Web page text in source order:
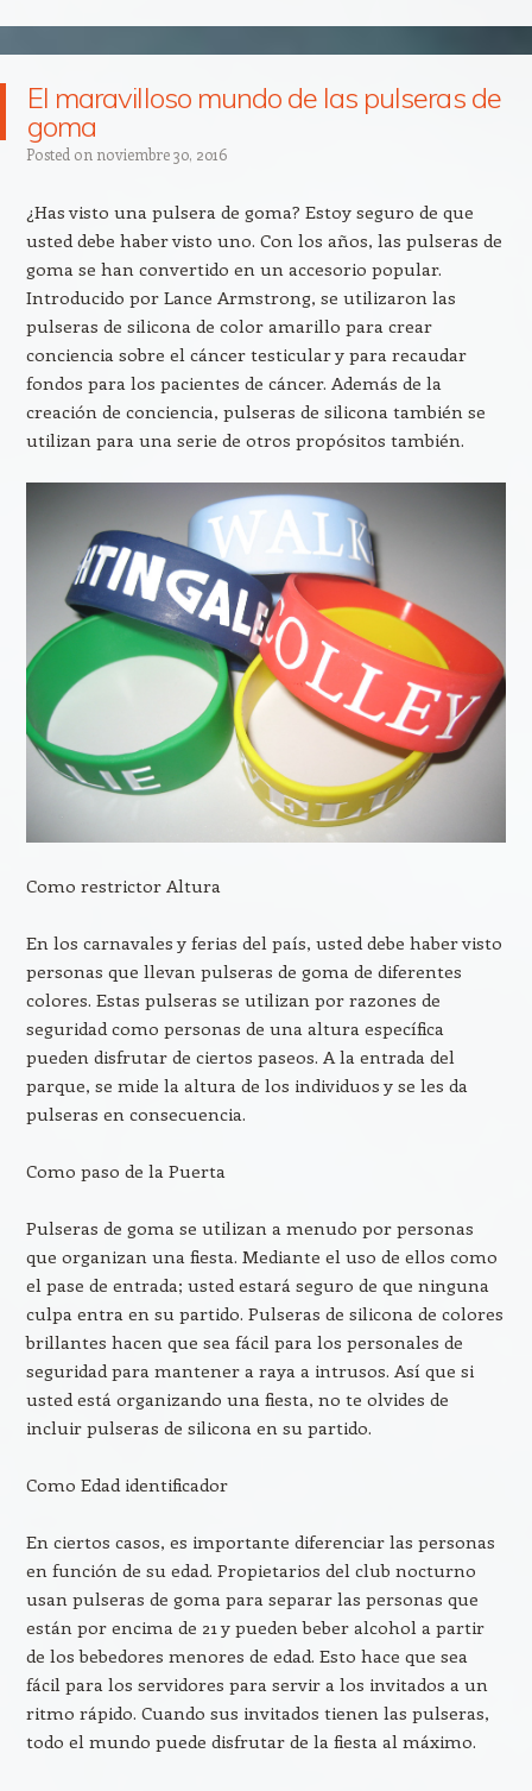
El maravilloso mundo de las pulseras de
goma
Posted on noviembre 30, 2016
¿Has visto una pulsera de goma? Estoy seguro de que
usted debe haber visto uno. Con los años, las pulseras de
goma se han convertido en un accesorio popular.
Introducido por Lance Armstrong, se utilizaron las
pulseras de silicona de color amarillo para crear
conciencia sobre el cáncer testicular y para recaudar
fondos para los pacientes de cáncer. Además de la
creación de conciencia, pulseras de silicona también se
utilizan para una serie de otros propósitos también.
Como restrictor Altura
En los carnavales y ferias del país, usted debe haber visto
personas que llevan pulseras de goma de diferentes
colores. Estas pulseras se utilizan por razones de
seguridad como personas de una altura específica
pueden disfrutar de ciertos paseos. A la entrada del
parque, se mide la altura de los individuos y se les da
pulseras en consecuencia.
Como paso de la Puerta
Pulseras de goma se utilizan a menudo por personas
que organizan una fiesta. Mediante el uso de ellos como
el pase de entrada; usted estará seguro de que ninguna
culpa entra en su partido. Pulseras de silicona de colores
brillantes hacen que sea fácil para los personales de
seguridad para mantener a raya a intrusos. Así que si
usted está organizando una fiesta, no te olvides de
incluir pulseras de silicona en su partido.
Como Edad identificador
En ciertos casos, es importante diferenciar las personas
en función de su edad. Propietarios del club nocturno
usan pulseras de goma para separar las personas que
están por encima de 21 y pueden beber alcohol a partir
de los bebedores menores de edad. Esto hace que sea
fácil para los servidores para servir a los invitados a un
ritmo rápido. Cuando sus invitados tienen las pulseras,
todo el mundo puede disfrutar de la fiesta al máximo.